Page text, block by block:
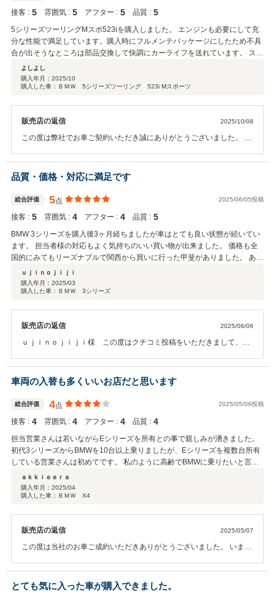
とも宜しくお願いします。販売担当者より
接客 : 5 雰囲気 : 5 アフター : 5 品質 : 5
5シリーズツーリングMスポ523iを購入しました。 エンジンも必要にして充
分な性能で満足しています。購入時にフルメンテパッケージにしたため不具
合が出そうなところは部品交換して快調にカーライフを送れています。 スタ
ッフさんもとても良い印象です。 快適なカーライフを満喫していきたいと思
っています。
よしよし
購入年月： 2025/10
購入した車：ＢＭＷ 5シリーズツーリング 523i Mスポーツ
販売店の返信 2025/10/08
この度は弊社でお車ご契約いただき誠にありがとうございました。 初
うお車をご案内出来て何よりでございます。 ご納車の際もご満足いた
だけて嬉しい限りです。 ご自宅も弊社よりお近くでございますので、
お困りの際は遠慮なくお申し付けくださいませ。 今後共よろしくお願
いいたします。 担当者より
品質・価格・対応に満足です
総合評価 5点 2025/06/05投稿
接客 : 5 雰囲気 : 4 アフター : 4 品質 : 5
BMW 3シリーズを購入後3ヶ月経ちましたが車はとても良い状態が続いてい
ます。 担当者様の対応もよく気持ちのいい買い物が出来ました。 価格も全
国的にみてもリーズナブルで関西から買いに行った甲斐がありました。 あり
がとうございました。
ｕｊｉｎｏｊｉｊｉ
購入年月： 2025/03
購入した車：ＢＭＷ 3シリーズ
販売店の返信 2025/06/06
ｕｊｉｎｏｊｉｊｉ様 この度はクチコミ投稿をいただきまして、誠
いました。 高評価をお付けいただき嬉しい限りでございます。ご商談
の時は大変お世話になりました。ボディーは上級のコーティングを施
工させていただきましたので、大切にご使用いただければ嬉しいで
す。これからもBMWカーライフご満喫ください。
車両の入替も多くいいお店だと思います
総合評価 4点 2025/05/06投稿
接客 : 4 雰囲気 : 4 アフター : 4 品質 : 4
担当営業さんは若いながらEシリーズを所有との事で親しみが湧きました。
初代3シリーズからBMWを10台以上乗りましたが、Eシリーズを複数台所有
している営業さんは初めてです。 私のように高齢でBMWに乗りたいと言う
方は、一度冷やかしでも相談するのもいいと思います。現行のGシリーズと
の違い等いい所、悪い所、輸入車を選択するきっかけを作ってくれると思い
ます。 納車前整備については予防交換を含めてしっかりやっていただいたと
ございます。 星５つにしない理由があるのですが…他の機会に。
ａｋｋｉｅｅｒａ
購入年月： 2025/04
購入した車：ＢＭＷ X4
販売店の返信 2025/05/07
この度は当社のお車ご成約いただきありがとうございました。 いまま
に入って頂き何よりでございます。 保証等も引き続きございますの
で、お困りの事ございましたらいつでもご連絡頂ければ幸いです。 今
後ともよろしくお願いいたします。 担当者より
とても気に入った車が購入できました。